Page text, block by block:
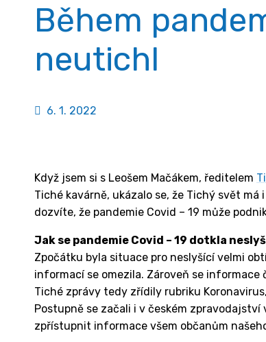
Během
neutichl
6. 1. 2022
Když jsem si s Leošem Mačákem, ředitelem
Tiché kavárně, ukázalo se, že Tichý svět
dozvíte, že pandemie Covid – 19 může
Jak se pandemie Covid – 19 dotkla
Zpočátku byla situace pro neslyšící velmi
informací se omezila. Zároveň se
Tiché zprávy tedy zřídily rubriku
Postupně se začali i v českém
zpřístupnit informace všem občanům